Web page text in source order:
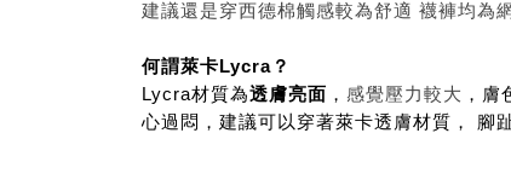
建議還是穿西德棉觸感較為舒適 襪褲均為
何謂萊卡Lycra？
Lycra材質為透膚亮面 ， 感覺壓力較大 ，膚
心過悶，建議可以穿著萊卡透膚材質， 腳